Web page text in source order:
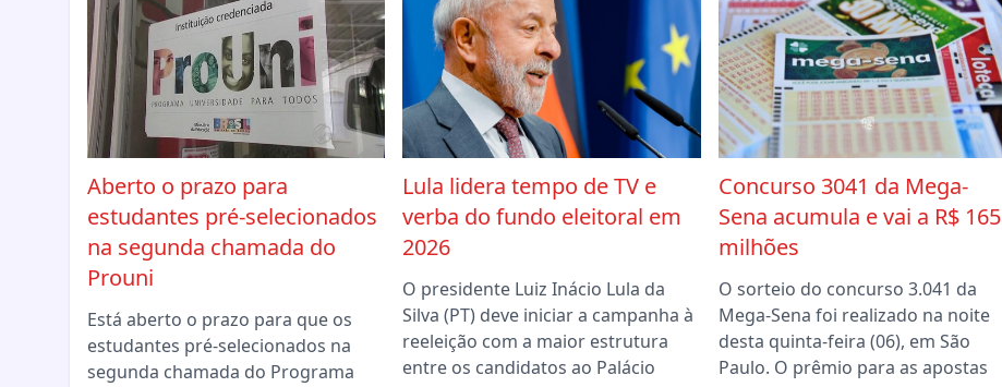
Aberto o prazo para
estudantes pré-selecionados
na segunda chamada do
Prouni
Está aberto o prazo para que os
estudantes pré-selecionados na
segunda chamada do Programa
Lula lidera tempo de TV e
verba do fundo eleitoral em
2026
O presidente Luiz Inácio Lula da
Silva (PT) deve iniciar a campanha à
reeleição com a maior estrutura
entre os candidatos ao Palácio
Concurso 3041 da Mega-
Sena acumula e vai a R$ 165
milhões
O sorteio do concurso 3.041 da
Mega-Sena foi realizado na noite
desta quinta-feira (06), em São
Paulo. O prêmio para as apostas